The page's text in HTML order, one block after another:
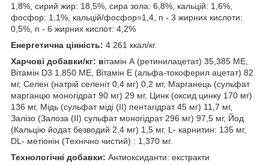
1,8%, сирий жир: 18,5%, сира зола: 6,8%, кальцій: 1,6%,
фосфор: 1,1%, кальцій/фосфор=1,4, n - 3 жирних кислоти:
0,5%, n - 6 жирних кислот: 4,2%
Енергетична цінність: 4 261 ккал/кг.
Харчові добавки/кг: вітамін А (ретинилацетат) 35,385 МЕ,
Вітамін D3 1,850 МЕ, Вітамін Е (альфа-токоферил ацетат) 82
мг, Селен (натрій селеніт 0,4 мг) 0,2 мг, Марганець (сульфат
марганцю моногідрат 90 мг) 29 мг, Цинк (оксид цинку 170 мг)
136 мг, Мідь (сульфат міді (II) пентагідрат 45 мг) 11,7 мг,
Залізо (Залоза (II) сульфат моногідрат 296 мг) 97,5 мг, Йод
(Кальцію йодат безводий 2,4 мг) 1,5 мг, L- карнитин: 135 мг,
DL- метіонін (Технічно чистий) : 1,370 мг.
Технологічні добавки: Антиоксиданти: екстракти